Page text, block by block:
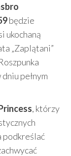
będzie
ukochaną
„Zaplątani”
dniu pełnym
, którzy
podkreślać